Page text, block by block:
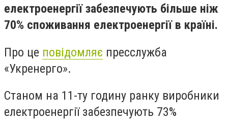
електроенергії забезпечують більше ніж
70% споживання електроенергії в країні.
Про це повідомляє пресслужба
«Укренерго».
Станом на 11-ту годину ранку виробники
електроенергії забезпечують 73%